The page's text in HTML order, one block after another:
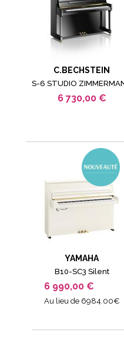
C.BECHSTEIN
S-6 STUDIO
6 730,00 €
YAMAHA
B10-SC3 Silent
6 990,00 €
Au lieu de 6984.00€